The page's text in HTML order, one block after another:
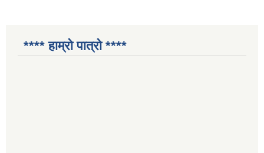
**** हाम्रो पात्रो ****